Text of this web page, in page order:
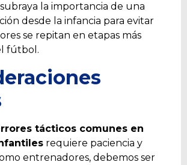
la importancia de una
desde la infancia para evitar
se repitan en etapas más
fútbol.
tácticos comunes en
requiere paciencia y
entrenadores, debemos ser